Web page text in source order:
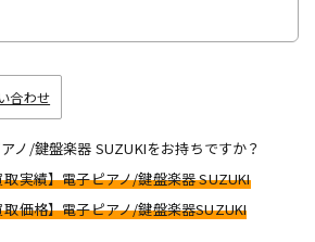
合わせ
ノ/鍵盤楽器 SUZUKIをお持ちですか？
実績】電子ピアノ/鍵盤楽器 SUZUKI
価格】電子ピアノ/鍵盤楽器SUZUKI